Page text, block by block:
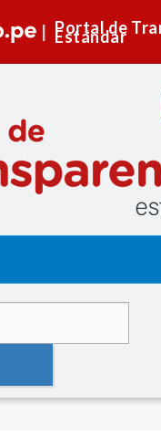
Portal de
Estándar